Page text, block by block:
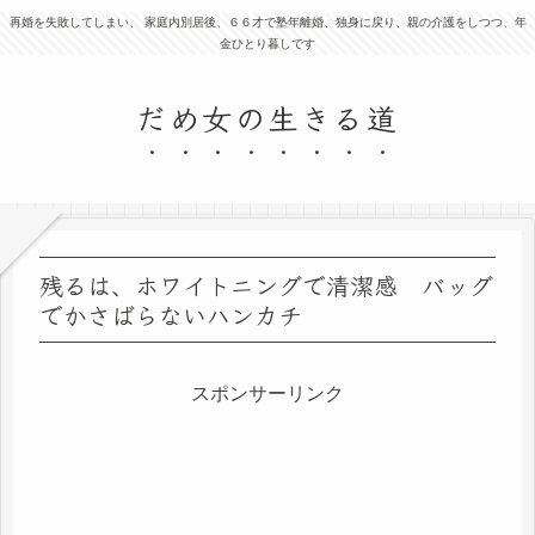
再婚を失敗してしまい、 家庭内別居後、６６才で塾年離婚、独身に戻り、親の介護をしつつ、年
金ひとり暮しです
だめ女の生きる道
残るは、ホワイトニングで清潔感 バッグ
でかさばらないハンカチ
スポンサーリンク